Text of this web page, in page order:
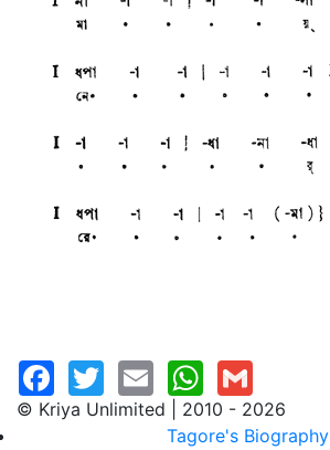
© Kriya Unlimited | 2010 - 2026
Tagore's Biography